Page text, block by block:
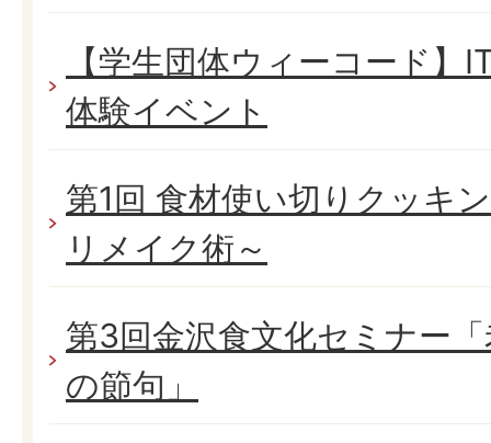
【学生団体ウィーコード】
体験イベント
第1回 食材使い切りクッキ
リメイク術～
第3回金沢食文化セミナー
の節句」